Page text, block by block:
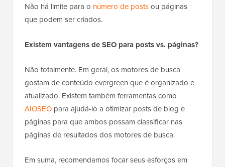
Não há limite para o número de postsou páginas
que podem ser criados.
Existem vantagens de SEO para posts vs. páginas?
Não totalmente. Em geral, os motores de busca
gostam de conteúdo evergreen que é organizado e
atualizado. Existem também ferramentas como
AIOSEO para ajudá-lo a otimizar posts de blog e
páginas para que ambos possam classificar nas
páginas de resultados dos motores de busca.
Em suma, recomendamos focar seus esforços em